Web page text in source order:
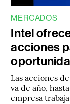
MERCADOS
Intel
acciones
Las acciones
va de año,
empresa